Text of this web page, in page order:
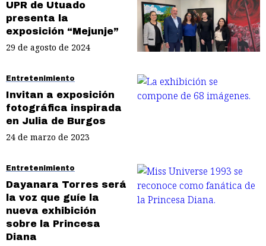
UPR de Utuado
presenta la
exposición “Mejunje”
29 de agosto de 2024
Entretenimiento
Invitan a exposición
fotográfica inspirada
en Julia de Burgos
24 de marzo de 2023
Entretenimiento
Dayanara Torres será
la voz que guíe la
nueva exhibición
sobre la Princesa
Diana